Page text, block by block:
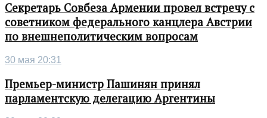
Секретарь Совбеза Армении провел встречу с
советником федерального канцлера Австрии
по внешнеполитическим вопросам
30 мая 20:31
Премьер-министр Пашинян принял
парламентскую делегацию Аргентины